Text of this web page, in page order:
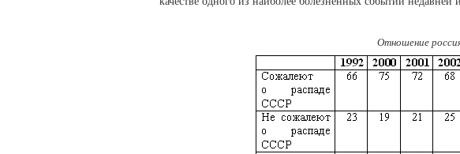
Отношение